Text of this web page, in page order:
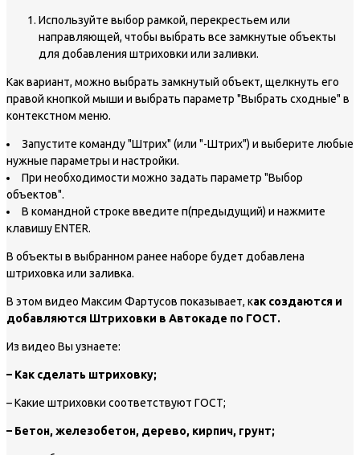
Используйте выбор рамкой, перекрестьем или
направляющей, чтобы выбрать все замкнутые объекты
для добавления штриховки или заливки.
Как вариант, можно выбрать замкнутый объект, щелкнуть его
правой кнопкой мыши и выбрать параметр "Выбрать сходные" в
контекстном меню.
Запустите команду "Штрих" (или "-Штрих") и выберите любые
нужные параметры и настройки.
При необходимости можно задать параметр "Выбор
объектов".
В командной строке введите п(предыдущий) и нажмите
клавишу ENTER.
В объекты в выбранном ранее наборе будет добавлена
штриховка или заливка.
В этом видео Максим Фартусов показывает, как создаются и
добавляются Штриховки в Автокаде по ГОСТ.
Из видео Вы узнаете:
– Как сделать штриховку;
– Какие штриховки соответствуют ГОСТ;
– Бетон, железобетон, дерево, кирпич, грунт;